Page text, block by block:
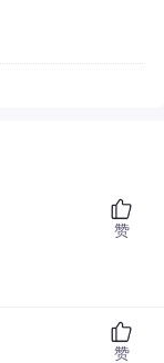
赞
赞